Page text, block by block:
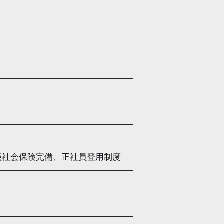
会保険完備、正社員登用制度